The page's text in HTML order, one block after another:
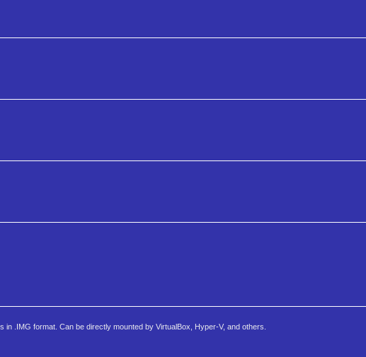
.IMG format. Can be directly mounted by VirtualBox, Hyper-V, and others.